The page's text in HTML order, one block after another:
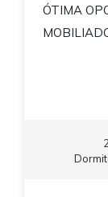
ÓTIMA
2